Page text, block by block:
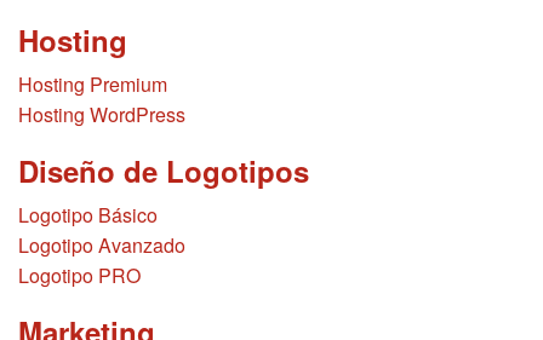
Hosting
Hosting Premium
Hosting WordPress
Diseño de Logotipos
Logotipo Básico
Logotipo Avanzado
Logotipo PRO
Marketing